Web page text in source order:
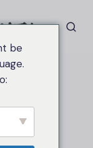
be